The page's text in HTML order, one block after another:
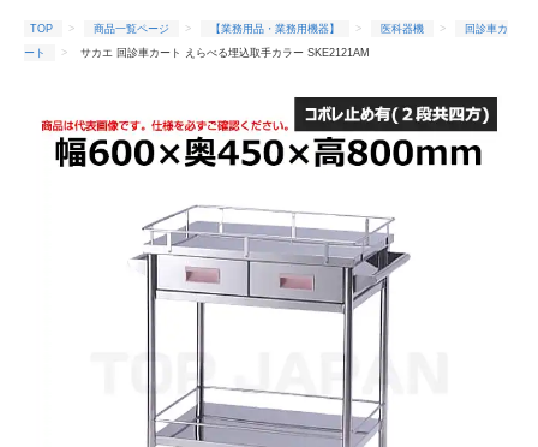
TOP 商品一覧ページ 【業務用品・業務用機器】 医科器機
回診車カ
ート
サカエ 回診車カート えらべる埋込取手カラー SKE2121AM